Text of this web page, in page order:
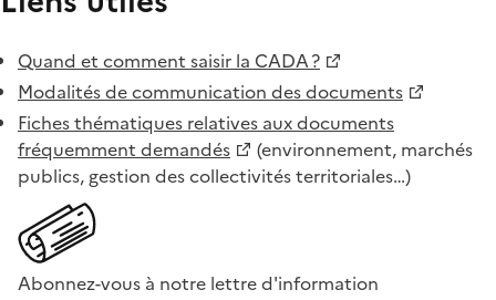
Quand et comment saisir la CADA ?
Modalités de communication des documents
Fiches thématiques relatives aux documents
fréquemment demandés
(environnement, marchés
publics, gestion des collectivités territoriales…)
Abonnez-vous à notre lettre d'information